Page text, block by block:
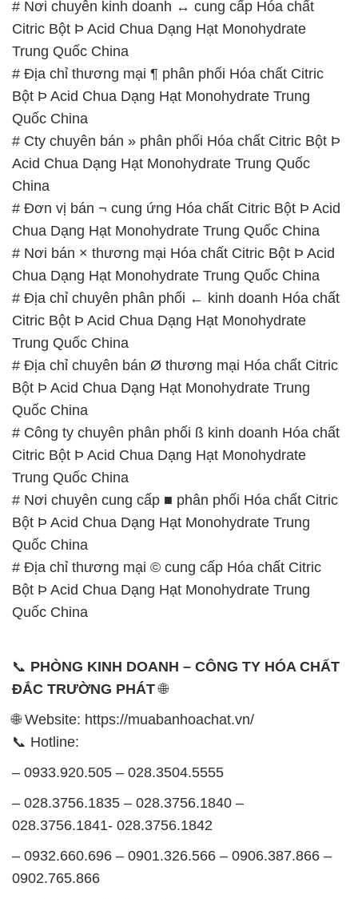
# Nơi chuyên kinh doanh ↔ cung cấp Hóa chất
Citric Bột Þ Acid Chua Dạng Hạt Monohydrate
Trung Quốc China
# Địa chỉ thương mại ¶ phân phối Hóa chất Citric
Bột Þ Acid Chua Dạng Hạt Monohydrate Trung
Quốc China
# Cty chuyên bán » phân phối Hóa chất Citric Bột Þ
Acid Chua Dạng Hạt Monohydrate Trung Quốc
China
# Đơn vị bán ¬ cung ứng Hóa chất Citric Bột Þ Acid
Chua Dạng Hạt Monohydrate Trung Quốc China
# Nơi bán × thương mại Hóa chất Citric Bột Þ Acid
Chua Dạng Hạt Monohydrate Trung Quốc China
# Địa chỉ chuyên phân phối ← kinh doanh Hóa chất
Citric Bột Þ Acid Chua Dạng Hạt Monohydrate
Trung Quốc China
# Địa chỉ chuyên bán Ø thương mại Hóa chất Citric
Bột Þ Acid Chua Dạng Hạt Monohydrate Trung
Quốc China
# Công ty chuyên phân phối ß kinh doanh Hóa chất
Citric Bột Þ Acid Chua Dạng Hạt Monohydrate
Trung Quốc China
# Nơi chuyên cung cấp ■ phân phối Hóa chất Citric
Bột Þ Acid Chua Dạng Hạt Monohydrate Trung
Quốc China
# Địa chỉ thương mại © cung cấp Hóa chất Citric
Bột Þ Acid Chua Dạng Hạt Monohydrate Trung
Quốc China
📞 PHÒNG KINH DOANH – CÔNG TY HÓA CHẤT
ĐẮC TRƯỜNG PHÁT🌐
🌐 Website: https://muabanhoachat.vn/
📞 Hotline:
– 0933.920.505 – 028.3504.5555
– 028.3756.1835 – 028.3756.1840 –
028.3756.1841- 028.3756.1842
– 0932.660.696 – 0901.326.566 – 0906.387.866 –
0902.765.866